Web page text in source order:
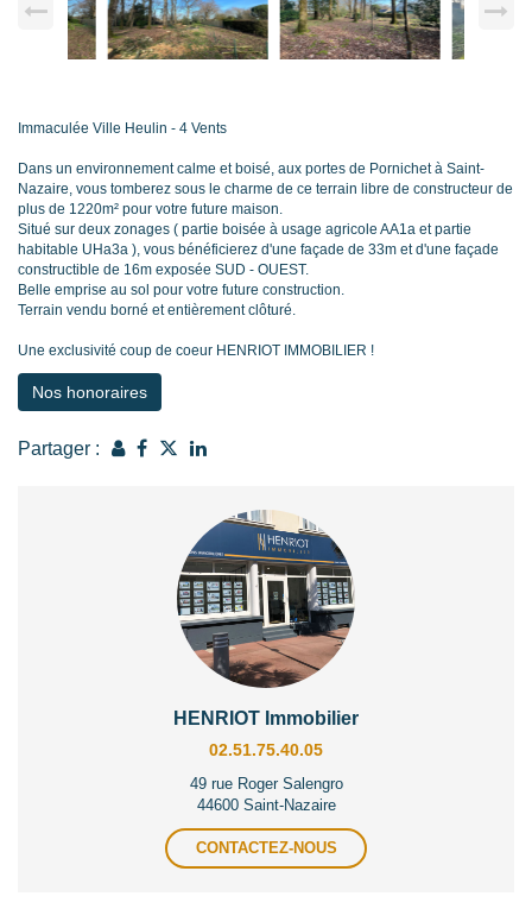
Immaculée Ville Heulin - 4 Vents
Dans un environnement calme et boisé, aux portes de Pornichet à Saint-
Nazaire, vous tomberez sous le charme de ce terrain libre de constructeur de
plus de 1220m² pour votre future maison.
Situé sur deux zonages ( partie boisée à usage agricole AA1a et partie
habitable UHa3a ), vous bénéficierez d'une façade de 33m et d'une façade
constructible de 16m exposée SUD - OUEST.
Belle emprise au sol pour votre future construction.
Terrain vendu borné et entièrement clôturé.
Une exclusivité coup de coeur HENRIOT IMMOBILIER !
Nos honoraires
Partager :
HENRIOT Immobilier
02.51.75.40.05
49 rue Roger Salengro
44600 Saint-Nazaire
CONTACTEZ-NOUS